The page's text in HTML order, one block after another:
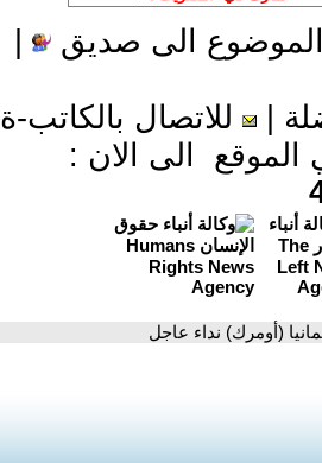
الى صديق
للاتصال بالكاتب-ة
الى الان :
(أومرك) نداء عاجل